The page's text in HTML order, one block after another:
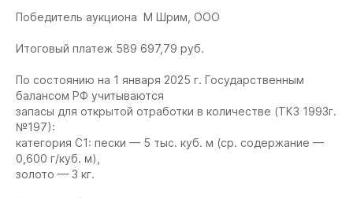
Победитель аукциона М Шрим, ООО
Итоговый платеж 589 697,79 руб.
По состоянию на 1 января 2025 г. Государственным
балансом РФ учитываются
запасы для открытой отработки в количестве (ТКЗ 1993г.
№197):
категория С1: пески — 5 тыс. куб. м (ср. содержание —
0,600 г/куб. м),
золото — 3 кг.